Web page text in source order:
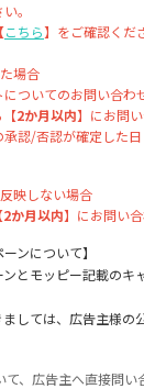
。
こちら】をご確認くだ
場合
ついてのお問い合わ
2か月以内】にお問い
/否認が確定した日
映しない場合
2か月以内】にお問い合
ンについて】
とモッピー記載のキ
しては、広告主様の
、広告主へ直接問い